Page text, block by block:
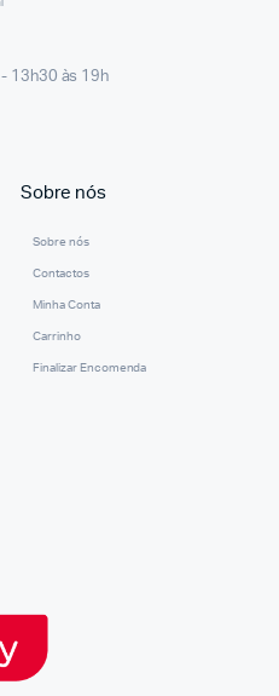
- 13h30 às 19h
Sobre nós
Sobre nós
Contactos
Minha Conta
Carrinho
Finalizar Encomenda